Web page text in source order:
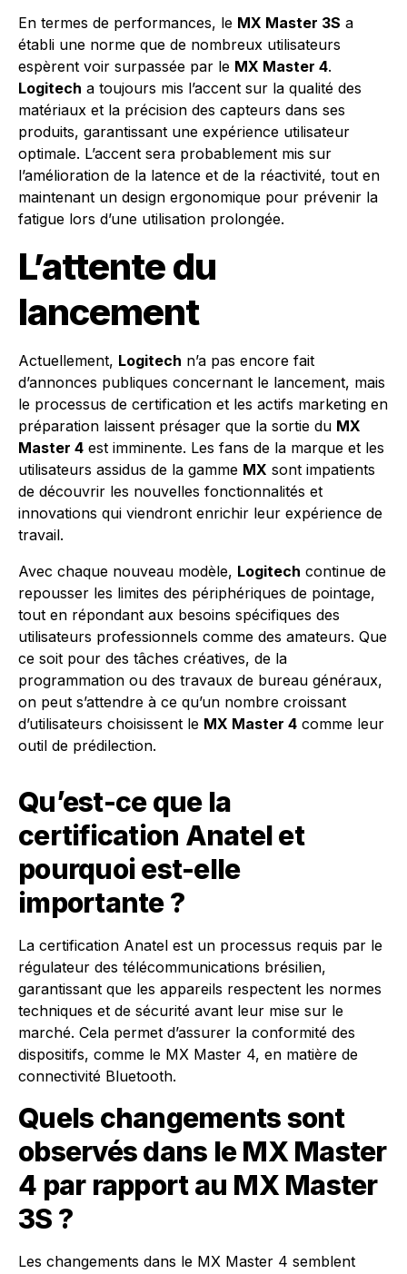
En termes de performances, le MX Master 3S a
établi une norme que de nombreux utilisateurs
espèrent voir surpassée par le MX Master 4.
Logitech a toujours mis l’accent sur la qualité des
matériaux et la précision des capteurs dans ses
produits, garantissant une expérience utilisateur
optimale. L’accent sera probablement mis sur
l’amélioration de la latence et de la réactivité, tout en
maintenant un design ergonomique pour prévenir la
fatigue lors d’une utilisation prolongée.
L’attente du
lancement
Actuellement, Logitech n’a pas encore fait
d’annonces publiques concernant le lancement, mais
le processus de certification et les actifs marketing en
préparation laissent présager que la sortie du MX
Master 4 est imminente. Les fans de la marque et les
utilisateurs assidus de la gamme MX sont impatients
de découvrir les nouvelles fonctionnalités et
innovations qui viendront enrichir leur expérience de
travail.
Avec chaque nouveau modèle, Logitech continue de
repousser les limites des périphériques de pointage,
tout en répondant aux besoins spécifiques des
utilisateurs professionnels comme des amateurs. Que
ce soit pour des tâches créatives, de la
programmation ou des travaux de bureau généraux,
on peut s’attendre à ce qu’un nombre croissant
d’utilisateurs choisissent le MX Master 4 comme leur
outil de prédilection.
Qu’est-ce que la
certification Anatel et
pourquoi est-elle
importante ?
La certification Anatel est un processus requis par le
régulateur des télécommunications brésilien,
garantissant que les appareils respectent les normes
techniques et de sécurité avant leur mise sur le
marché. Cela permet d’assurer la conformité des
dispositifs, comme le MX Master 4, en matière de
connectivité Bluetooth.
Quels changements sont
observés dans le MX Master
4 par rapport au MX Master
3S ?
Les changements dans le MX Master 4 semblent